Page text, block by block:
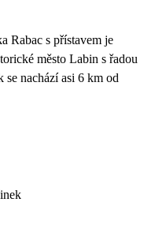
Rabac s přístavem je
město Labin s řadou
nachází asi 6 km od